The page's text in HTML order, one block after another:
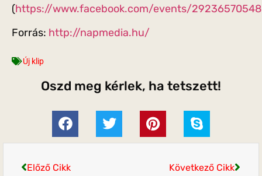
(https://www.facebook.com/events/
Forrás: http://napmedia.hu/
Új klip
Oszd meg kérlek, ha tetszett!
Előző Cikk Következő Cikk